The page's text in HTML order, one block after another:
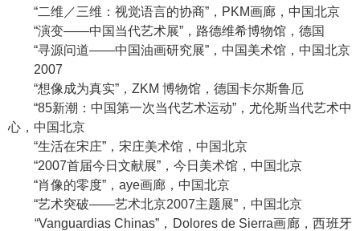
“二维／三维：视觉语言的协商”，PKM画廊，中国北京
“演变——中国当代艺术展”，路德维希博物馆，德国
“寻源问道——中国油画研究展”，中国美术馆，中国北京
2007
“想像成为真实”，ZKM 博物馆，德国卡尔斯鲁厄
“85新潮：中国第一次当代艺术运动”，尤伦斯当代艺术中
心，中国北京
“生活在宋庄”，宋庄美术馆，中国北京
“2007首届今日文献展”，今日美术馆，中国北京
“肖像的零度”，aye画廊，中国北京
“艺术突破——艺术北京2007主题展”，中国北京
“Vanguardias Chinas”，Dolores de Sierra画廊，西班牙